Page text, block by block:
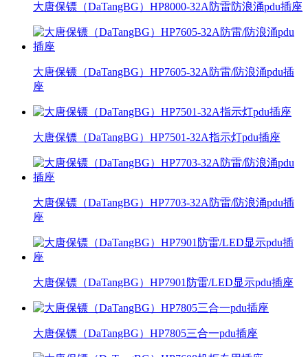
大唐保镖（DaTangBG）HP8000-32A防雷防浪涌pdu插座
大唐保镖（DaTangBG）HP7605-32A防雷/防浪涌pdu插
座
大唐保镖（DaTangBG）HP7501-32A指示灯pdu插座
大唐保镖（DaTangBG）HP7703-32A防雷/防浪涌pdu插
座
大唐保镖（DaTangBG）HP7901防雷/LED显示pdu插座
大唐保镖（DaTangBG）HP7805三合一pdu插座